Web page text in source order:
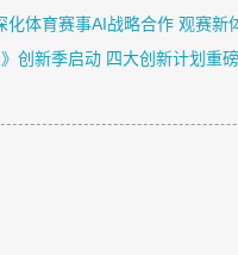
化体育赛事AI战略合作 观赛新
》创新季启动 四大创新计划重